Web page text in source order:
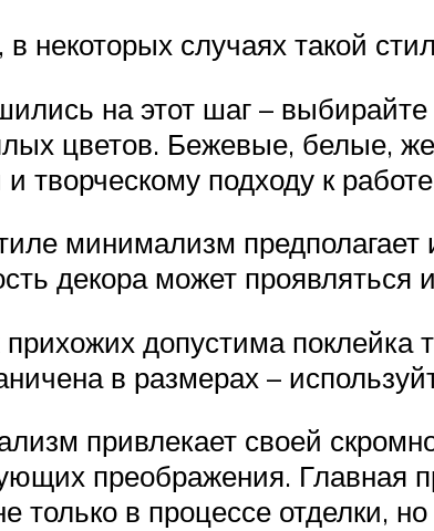
некоторых случаях такой
на этот шаг –
цветов. Бежевые, белые,
творческому подходу к
минимализм
декора может проявляться
допустима
в размерах –
привлекает своей
преображения. Главная
только в процессе отделки,